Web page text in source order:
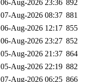
06-Aug-2026 23:36 892
07-Aug-2026 08:37 881
06-Aug-2026 12:17 855
06-Aug-2026 23:27 852
05-Aug-2026 21:37 864
05-Aug-2026 22:19 882
07-Aug-2026 06:25 866